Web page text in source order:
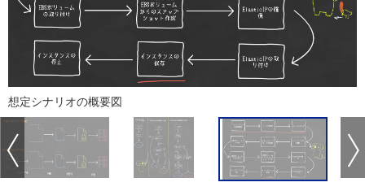
想定シナリオの概要図